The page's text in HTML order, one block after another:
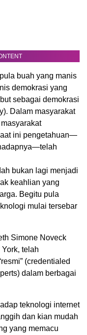
buah yang manis
demokrasi yang
sebagai demokrasi
Dalam masyarakat
ini pengetahuan—
bukan lagi menjadi
keahlian yang
Begitu pula
mulai tersebar
Simone Noveck
telah
(credentialed
dalam berbagai
teknologi internet
dan kian mudah
yang memacu